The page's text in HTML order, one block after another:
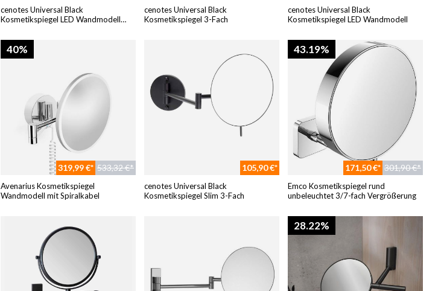
cenotes Universal Black
Kosmetikspiegel LED Wandmodell
cenotes Universal Black
Kosmetikspiegel 3-Fach
cenotes Universal Black
Kosmetikspiegel LED Wandmodell
40%
319,99 €* 533,32 €*
Avenarius Kosmetikspiegel
Wandmodell mit Spiralkabel
105,90 €*
cenotes Universal Black
Kosmetikspiegel Slim 3-Fach
43.19%
171,50 €* 301,90 €*
Emco Kosmetikspiegel rund
unbeleuchtet 3/7-fach Vergrößerung
28.22%